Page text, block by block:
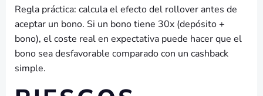
Regla práctica: calcula el efecto del rollover antes de
aceptar un bono. Si un bono tiene 30x (depósito +
bono), el coste real en expectativa puede hacer que el
bono sea desfavorable comparado con un cashback
simple.